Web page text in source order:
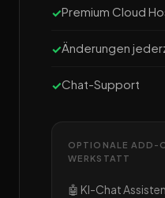
Premium Cloud
Änderungen
Chat-Support
OPTIONALE ADD-
WERKSTATT
🤖 KI-Chat